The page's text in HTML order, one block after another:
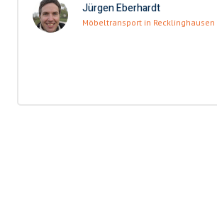
Jürgen Eberhardt
Möbeltransport in Recklinghausen